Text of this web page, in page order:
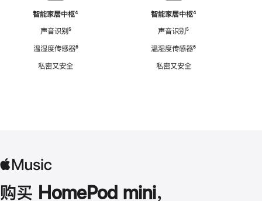
智能家居中枢脚
⁴
声音识别脚
⁵
温湿度传感器脚
⁶
私密又安全
智能家居中枢脚
⁴
声音识别脚
⁵
温湿度传感器脚
⁶
私密又安全
购买 HomePod mini，